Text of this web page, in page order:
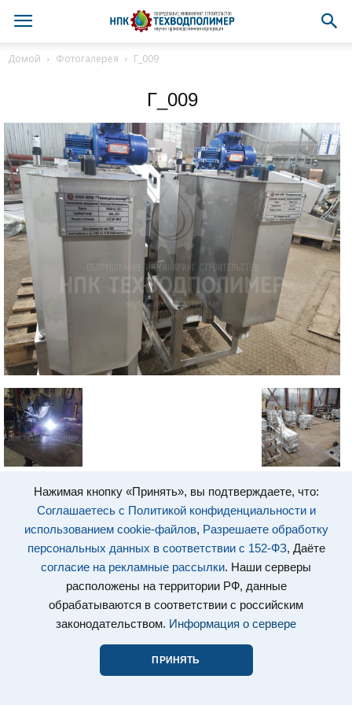
Нажимая кнопку «Принять», вы подтверждаете, что:
Соглашаетесь с Политикой конфиденциальности и
использованием cookie-файлов, Разрешаете обработку
персональных данных в соответствии с 152-ФЗ, Даёте
согласие на рекламные рассылки. Наши серверы
расположены на территории РФ, данные
обрабатываются в соответствии с российским
законодательством. Информация о сервере
ПРИНЯТЬ
Домой Фотогалерея Г_009
Г_009